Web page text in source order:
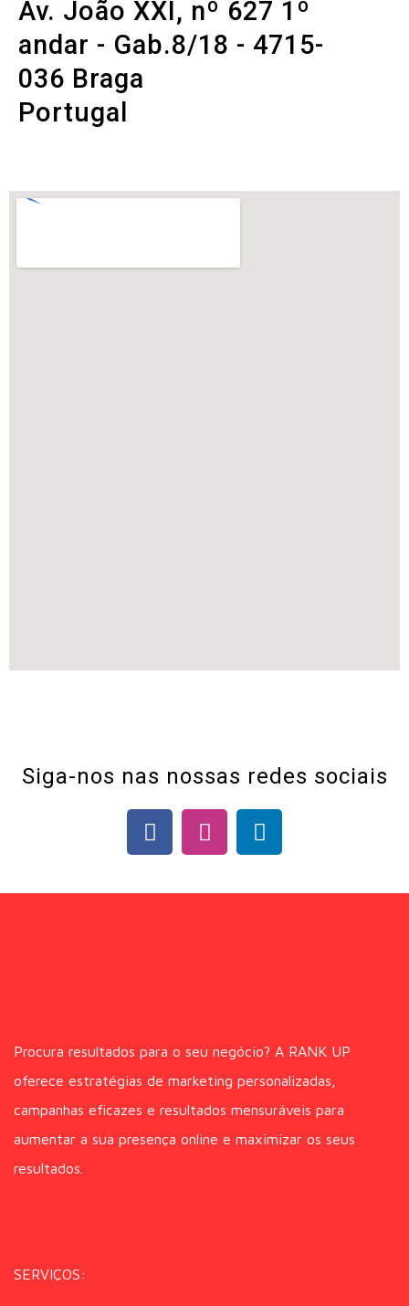
Av. João XXI, nº 627 1º
andar - Gab.8/18 - 4715-
036 Braga
Portugal
Siga-nos nas nossas redes sociais
Procura resultados para o seu negócio? A RANK UP
oferece estratégias de marketing personalizadas,
campanhas eficazes e resultados mensuráveis para
aumentar a sua presença online e maximizar os seus
resultados.
SERVIÇOS: